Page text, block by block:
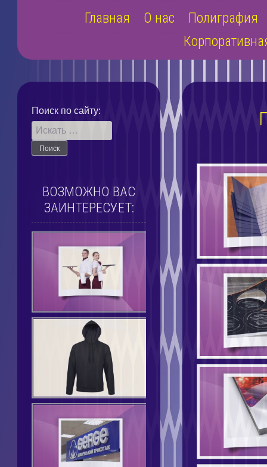
Главная О нас
Полиграфия
Поиск по сайту:
ВОЗМОЖНО ВАС
ЗАИНТЕРЕСУЕТ: